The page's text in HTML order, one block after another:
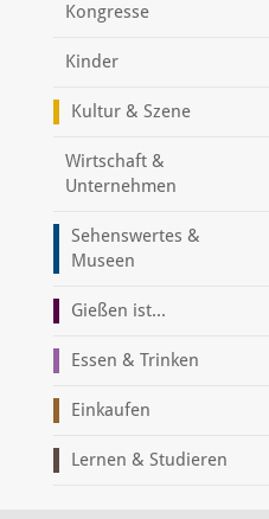
Kongresse
Kinder
Kultur & Szene
Wirtschaft &
Unternehmen
Sehenswertes &
Museen
Gießen ist...
Essen & Trinken
Einkaufen
Lernen & Studieren